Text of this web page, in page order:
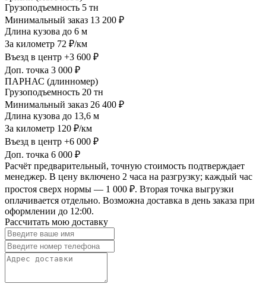
Грузоподъемность 5 тн
Минимальный заказ 13 200 ₽
Длина кузова до 6 м
За километр 72 ₽/км
Въезд в центр +3 600 ₽
Доп. точка 3 000 ₽
ПАРНАС (длинномер)
Грузоподъемность 20 тн
Минимальный заказ 26 400 ₽
Длина кузова до 13,6 м
За километр 120 ₽/км
Въезд в центр +6 000 ₽
Доп. точка 6 000 ₽
Расчёт предварительный, точную стоимость подтверждает
менеджер. В цену включено 2 часа на разгрузку; каждый час
простоя сверх нормы — 1 000 ₽. Вторая точка выгрузки
оплачивается отдельно. Возможна доставка в день заказа при
оформлении до 12:00.
Рассчитать мою доставку